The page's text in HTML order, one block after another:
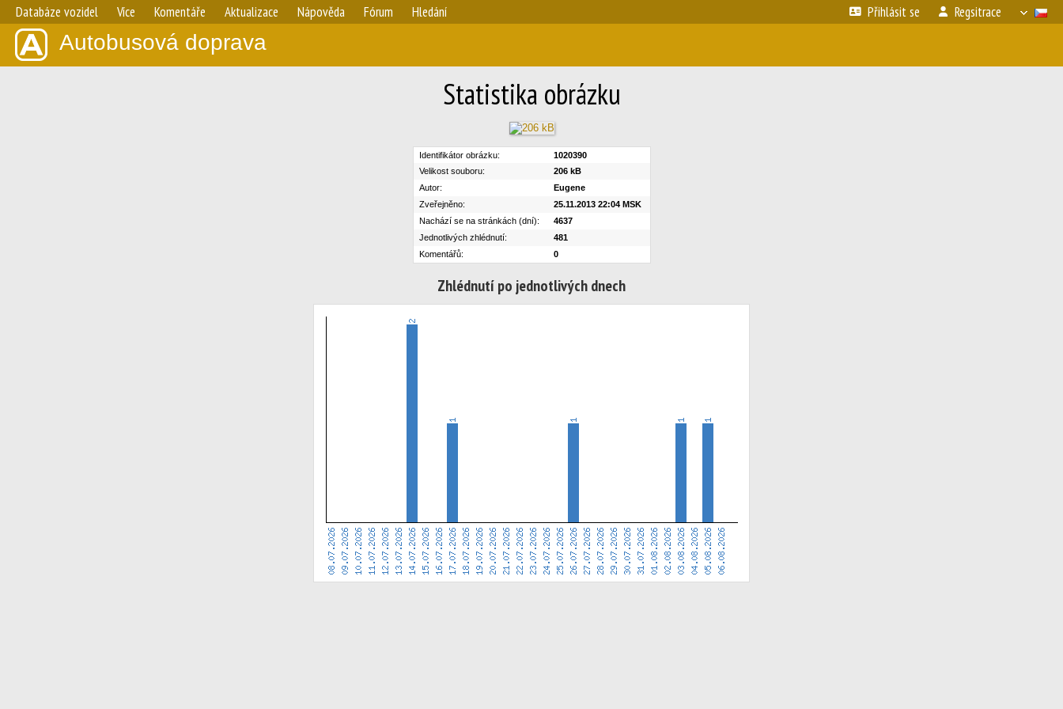
Databáze vozidel Více Komentáře Aktualizace Nápověda Fórum Hledání Přihlásit se Regsitrace
Autobusová doprava
Statistika obrázku
Identifikátor obrázku:
1020390
Velikost souboru:
206 kB
Autor:
Eugene
Zveřejněno:
25.11.2013 22:04 MSK
Nachází se na stránkách (dní):
4637
Jednotlivých zhlédnutí:
481
Komentářů:
0
Zhlédnutí po jednotlivých dnech